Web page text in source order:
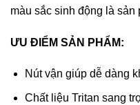
màu sắc sinh động là sản
ƯU ĐIỂM SẢN PHẨM:
Nút vận giúp dễ dàng
Chất liệu Tritan sang